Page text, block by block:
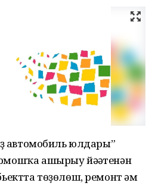
автомобиль юлдары”
ашырыу йәһәтенән
төҙөлөш, ремонт һәм